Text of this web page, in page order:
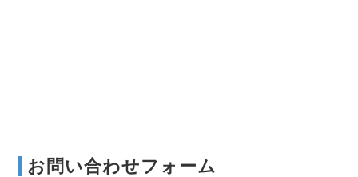
お問い合わせフォーム